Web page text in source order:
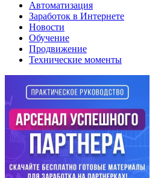
Автоматизация
Заработок в Интернете
Новости
Обучение
Продвижение
Технические моменты